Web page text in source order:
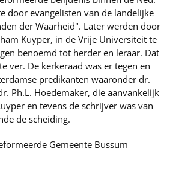
door evangelisten van de landelijke
der Waarheid". Later werden door
Kuyper, in de Vrije Universiteit te
benoemd tot herder en leraar. Dat
ver. De kerkeraad was er tegen en
predikanten waaronder dr.
Ph.L. Hoedemaker, die aanvankelijk
en tevens de schrijver was van
de scheiding.
Gemeente Bussum